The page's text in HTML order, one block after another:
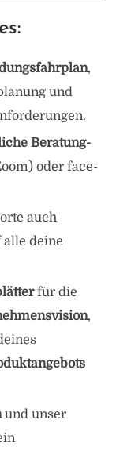
,
und
Beratung-
oder face-
auch
alle deine
für die
,
und unser